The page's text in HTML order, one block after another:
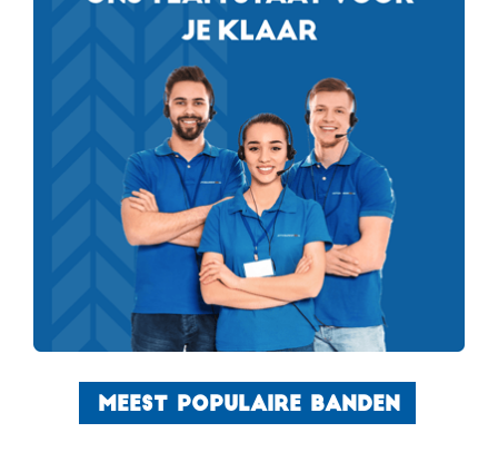
MEEST POPULAIRE BANDEN